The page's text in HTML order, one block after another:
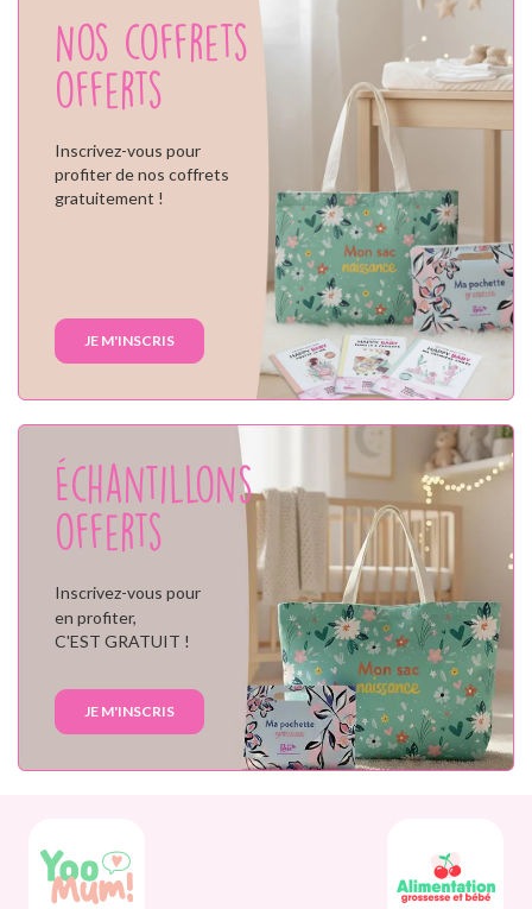
Nos coffrets
offerts
Inscrivez-vous pour
profiter de nos coffrets
gratuitement !
JE M'INSCRIS
Échantillons
offerts
Inscrivez-vous pour
en profiter,
C'EST GRATUIT !
JE M'INSCRIS